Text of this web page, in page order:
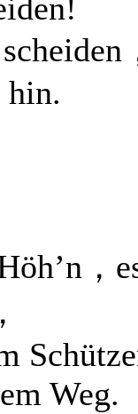
hin.
，
Weg.